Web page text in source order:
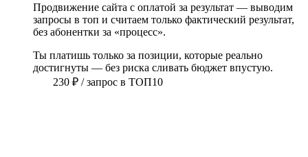
Продвижение сайта с оплатой за результат — выводим
запросы в топ и считаем только фактический результат,
без абонентки за «процесс».
Ты платишь только за позиции, которые реально
достигнуты — без риска сливать бюджет впустую.
230 ₽/ запрос в ТОП10